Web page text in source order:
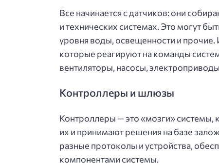
Все начинается с датчиков: они
и технических системах. Это могут
уровня воды, освещенности и
которые реагируют на команды
вентиляторы, насосы,
Контроллеры и шлюзы
Контроллеры — это «мозги» системы,
их и принимают решения на базе
разные протоколы и устройства,
компонентами системы.